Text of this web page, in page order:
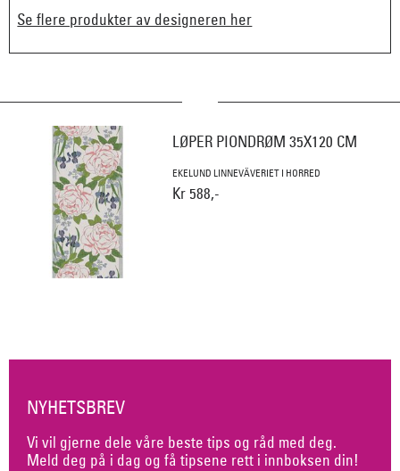
Se flere produkter av designeren her
LØPER PIONDRØM 35X120 CM
EKELUND LINNEVÄVERIET I HORRED
Kr 588,-
NYHETSBREV
Vi vil gjerne dele våre beste tips og råd med deg.
Meld deg på i dag og få tipsene rett i innboksen din!